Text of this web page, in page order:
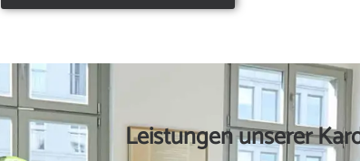
Leistungen unserer